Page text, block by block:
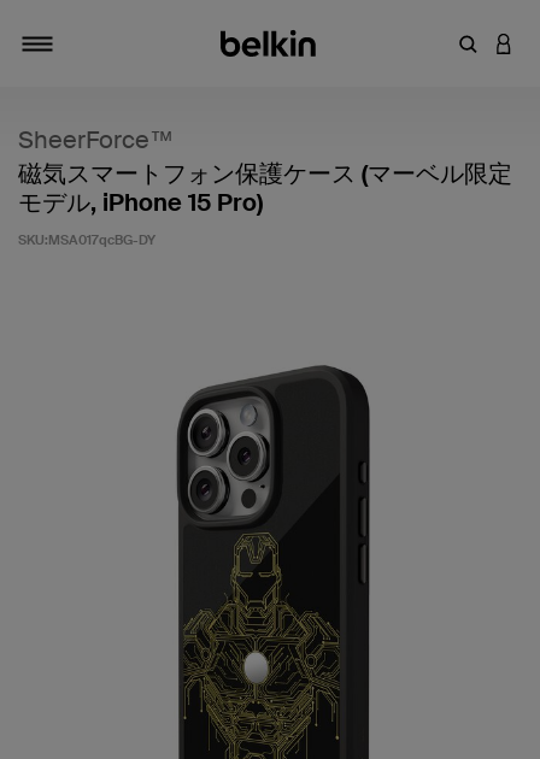
キーワアカ
SheerForce™
磁気スマートフォン保護ケース (マーベル限定
モデル, iPhone 15 Pro)
SKU:MSA017qcBG-DY